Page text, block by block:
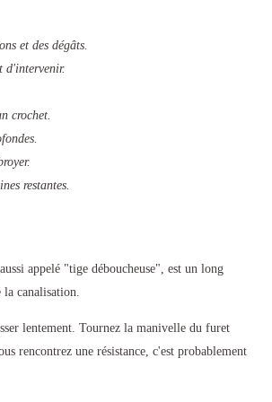
et des dégâts.
d'intervenir.
crochet.
restantes.
appelé "tige déboucheuse", est un long
canalisation.
lentement. Tournez la manivelle du furet
rencontrez une résistance, c'est probablement